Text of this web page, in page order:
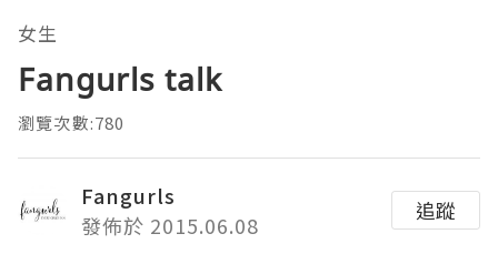
女生
Fangurls talk
瀏覽次數:780
Fangurls
發佈於 2015.06.08
追蹤